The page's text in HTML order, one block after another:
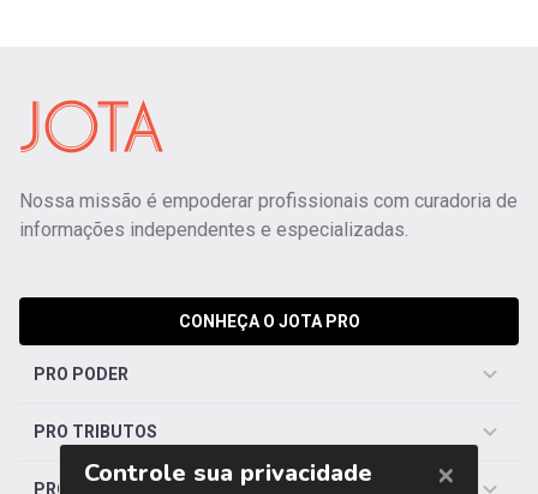
Nossa missão é empoderar profissionais com curadoria de
informações independentes e especializadas.
CONHEÇA O JOTA PRO
PRO PODER
PRO TRIBUTOS
PRO TRABALHISTA